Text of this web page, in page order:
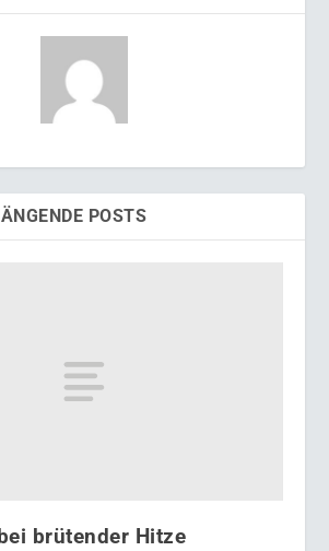
POSTS
brütender Hitze